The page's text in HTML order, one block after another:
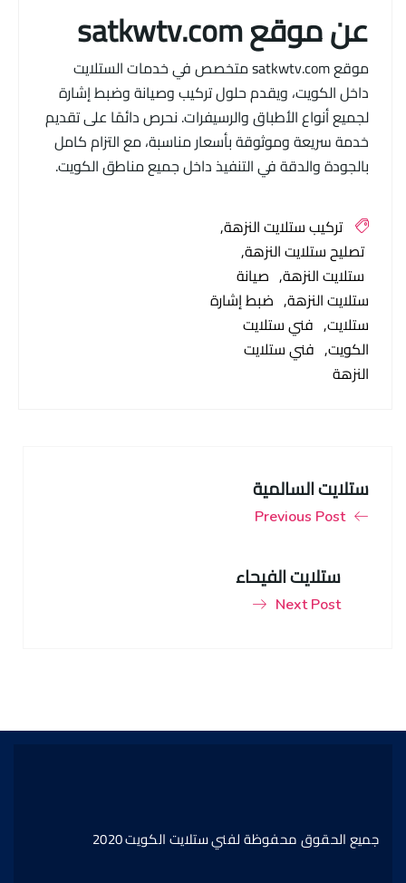
عن موقع satkwtv.com
موقع satkwtv.com متخصص في خدمات الستلايت
داخل الكويت، ويقدم حلول تركيب وصيانة وضبط إشارة
لجميع أنواع الأطباق والرسيفرات. نحرص دائمًا على تقديم
خدمة سريعة وموثوقة بأسعار مناسبة، مع التزام كامل
بالجودة والدقة في التنفيذ داخل جميع مناطق الكويت.
تركيب ستلايت النزهة
تصليح ستلايت النزهة
ستلايت النزهة صيانة
ستلايت النزهة ضبط إشارة
ستلايت فني ستلايت
الكويت فني ستلايت
النزهة
ستلايت السالمية
Previous Post
ستلايت الفيحاء
Next Post
جميع الحقوق محفوظة لفني ستلايت الكويت 2020